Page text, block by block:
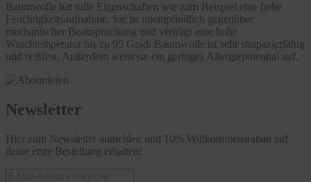
Baumwolle hat tolle Eigenschaften wie zum Beispiel eine hohe
Feuchtigkeitsaufnahme. Sie ist unempfindlich gegenüber
mechanischer Beanspruchung und verträgt eine hohe
Waschtemperatur bis zu 95 Grad. Baumwolle ist sehr strapazierfähig
und reißfest. Außerdem weist sie ein geringes Allergiepotential auf.
Newsletter
Hier zum Newsletter anmelden und 10% Willkommensrabatt auf
deine erste Bestellung erhalten!